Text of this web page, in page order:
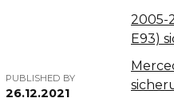
PUBLISHED BY
26.12.2021
2005-
E93)